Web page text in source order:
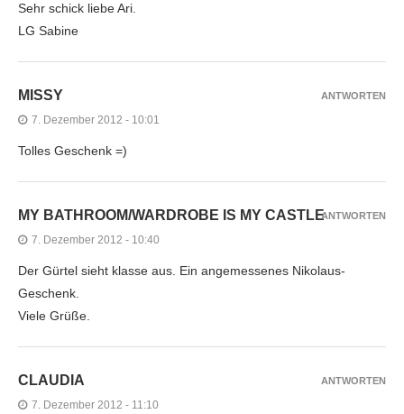
Sehr schick liebe Ari.
LG Sabine
MISSY
7. Dezember 2012 - 10:01
Tolles Geschenk =)
ANTWORTEN
MY BATHROOM/WARDROBE IS MY CASTLE
7. Dezember 2012 - 10:40
Der Gürtel sieht klasse aus. Ein angemessenes Nikolaus-
Geschenk.
Viele Grüße.
ANTWORTEN
CLAUDIA
7. Dezember 2012 - 11:10
ANTWORTEN